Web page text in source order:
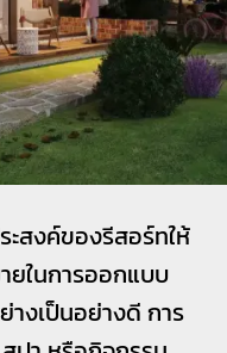
สงค์ของรีสอร์ทให้
ยในการออกแบบ
งเป็นอย่างดี การ